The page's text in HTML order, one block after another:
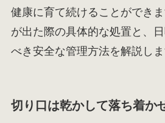
健康に育て続けることができ
が出た際の具体的な処置と、
べき安全な管理方法を解説しま
切り口は乾かして落ち着か